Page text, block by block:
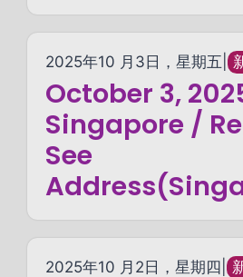
2025年10 月3日，星期五
October 3,
Singapore /
See
2025年10 月2日，星期四